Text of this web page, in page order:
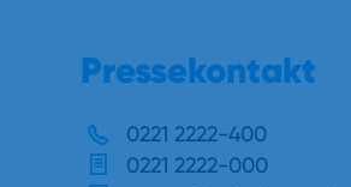
Pressekontakt
0221 2222-400
0221 2222-000